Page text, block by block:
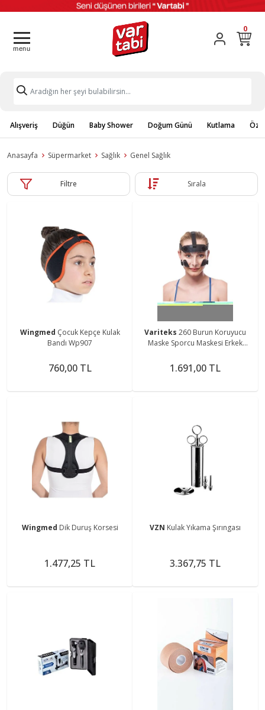
0
Alışveriş Düğün Baby Shower Doğum Günü Kutlama
Anasayfa Süpermarket Sağlık Genel Sağlık
Filtre Sırala
Wingmed Çocuk Kepçe Kulak
Bandı Wp907
760,00 TL
Variteks 260 Burun Koruyucu
Maske Sporcu Maskesi Erkek
1.691,00 TL
Wingmed Dik Duruş Korsesi
1.477,25 TL
VZN Kulak Yıkama Şırıngası
3.367,75 TL